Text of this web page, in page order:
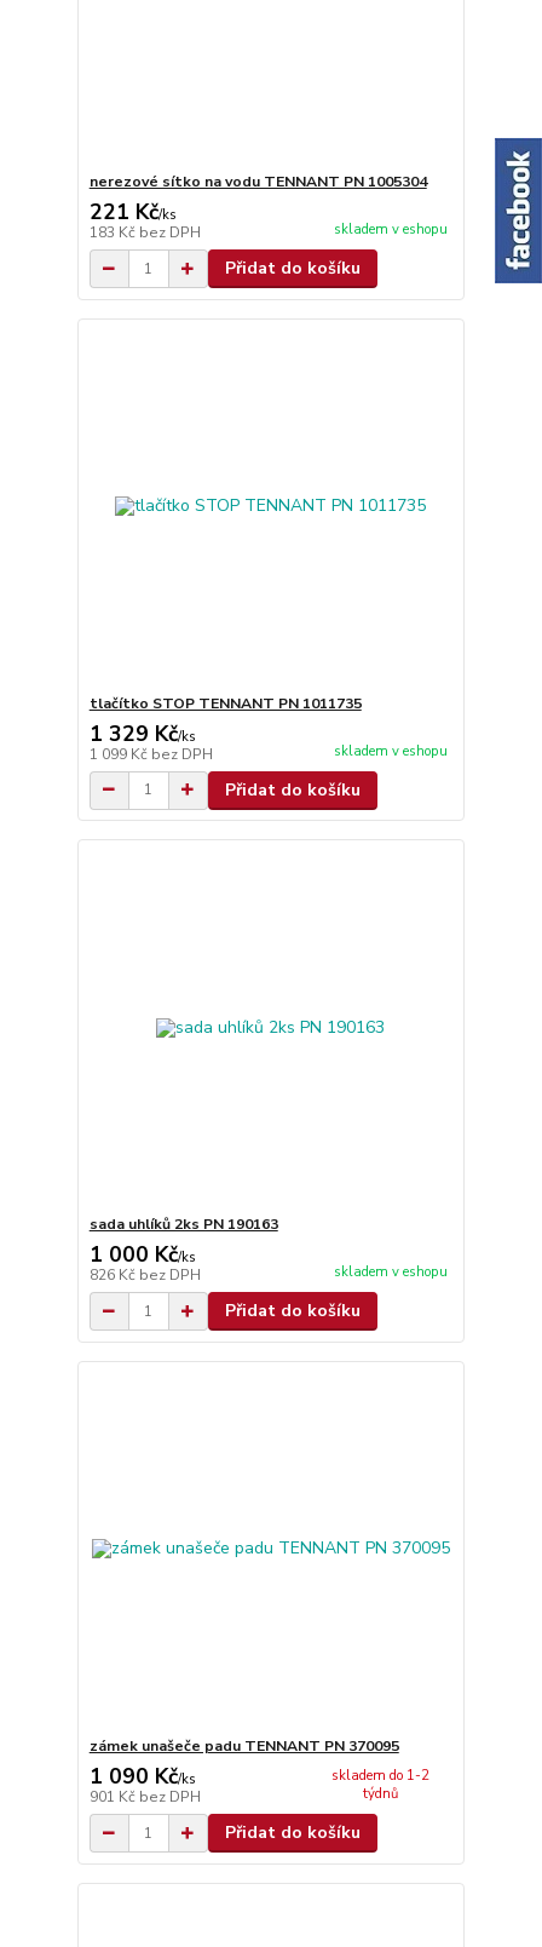
nerezové sítko na vodu TENNANT PN 1005304
221 Kč/ks
183 Kč bez DPH skladem v eshopu
Přidat do košíku
tlačítko STOP TENNANT PN 1011735
1 329 Kč/ks
1 099 Kč bez DPH skladem v eshopu
Přidat do košíku
sada uhlíků 2ks PN 190163
1 000 Kč/ks
826 Kč bez DPH skladem v eshopu
Přidat do košíku
zámek unašeče padu TENNANT PN 370095
1 090 Kč/ks
901 Kč bez DPH
skladem do 1-2
týdnů
Přidat do košíku